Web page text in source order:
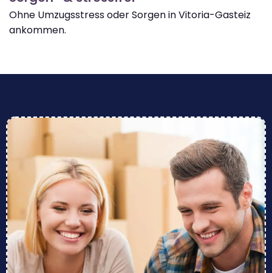
Ohne Umzugsstress oder Sorgen in Vitoria-Gasteiz
ankommen.